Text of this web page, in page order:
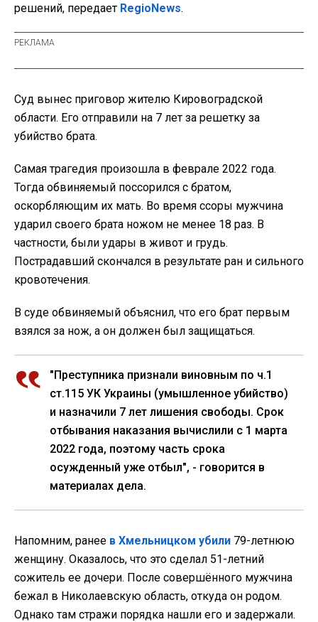
решений, передает RegioNews.
Суд вынес приговор жителю Кировоградской
области. Его отправили на 7 лет за решетку за
убийство брата.
Самая трагедия произошла в феврале 2022 года.
Тогда обвиняемый поссорился с братом,
оскорбляющим их мать. Во время ссоры мужчина
ударил своего брата ножом не менее 18 раз. В
частности, были удары в живот и грудь.
Пострадавший скончался в результате ран и сильного
кровотечения.
В суде обвиняемый объяснил, что его брат первым
взялся за нож, а он должен был защищаться.
"Преступника признали виновным по ч.1
ст.115 УК Украины (умышленное убийство)
и назначили 7 лет лишения свободы. Срок
отбывания наказания вычислили с 1 марта
2022 года, поэтому часть срока
осужденный уже отбыл", - говорится в
материалах дела.
Напомним, ранее в Хмельницком убили 79-летнюю
женщину. Оказалось, что это сделал 51-летний
сожитель ее дочери. После совершённого мужчина
бежал в Николаевскую область, откуда он родом.
Однако там стражи порядка нашли его и задержали.